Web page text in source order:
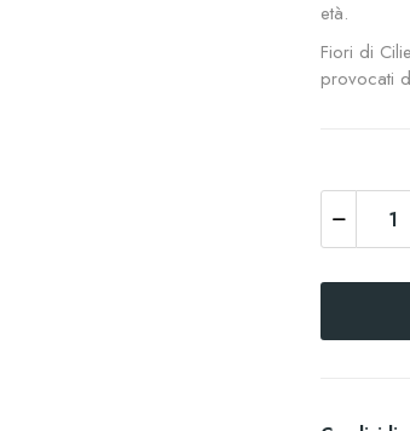
età.
Fiori di
provocati